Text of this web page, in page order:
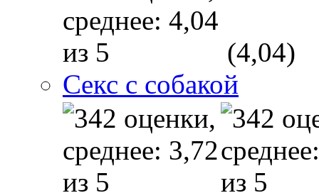
(4,04)
Секс с собакой